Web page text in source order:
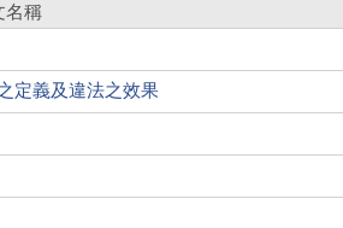
名稱
定義及違法之效果